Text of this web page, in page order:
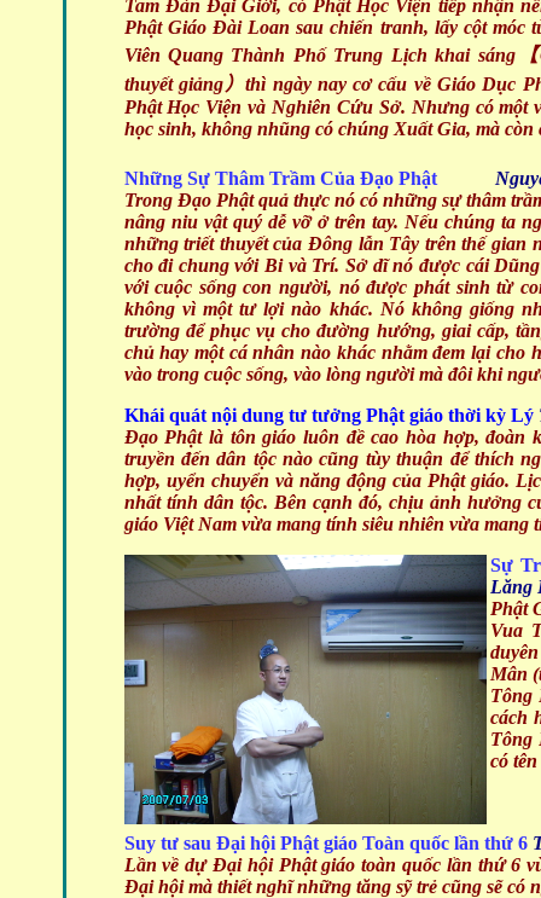
Tam Đàn Đại Giới, có Phật Học Viện tiếp nhận
Phật Giáo Đài Loan sau chiến tranh, lấy cột móc
Viên Quang Thành Phố Trung Lịch khai sáng【
thuyết giảng）thì ngày nay cơ cấu về Giáo Dục
Phật Học Viện và Nghiên Cứu Sở. Nhưng có một
học sinh, không nhũng có chúng Xuất Gia, mà còn
Những Sự Thâm Trầm Của Đạo Phật
Trong Đạo Phật quả thực nó có những sự thâm
nâng niu vật quý dễ vỡ ở trên tay. Nếu chúng ta
những triết thuyết của Đông lẫn Tây trên thế gian
cho đi chung với Bi và Trí. Sở dĩ nó được cái
với cuộc sống con người, nó được phát sinh từ
không vì một tư lợi nào khác. Nó không giống
trường để phục vụ cho đường hướng, giai cấp,
chủ hay một cá nhân nào khác nhằm đem lại cho
vào trong cuộc sống, vào lòng người mà đôi khi
Khái quát nội dung tư tưởng Phật giáo thời kỳ Lý
Đạo Phật là tôn giáo luôn đề cao hòa hợp, đoàn
truyền đến dân tộc nào cũng tùy thuận để thích
hợp, uyển chuyển và năng động của Phật giáo.
nhất tính dân tộc. Bên cạnh đó, chịu ảnh hưởng
giáo Việt Nam vừa mang tính siêu nhiên vừa mang
Sự
Lăng
Phật
Vua
Mân (
Tông
cách
Tông
có
Suy tư sau Đại hội Phật giáo Toàn quốc lần thứ 6
Lần về dự Đại hội Phật giáo toàn quốc lần thứ 6
Đại hội mà thiết nghĩ những tăng sỹ trẻ cũng sẽ có